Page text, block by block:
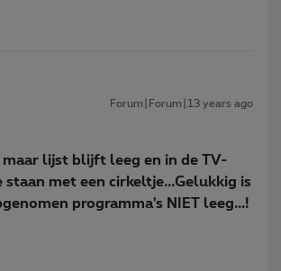
Forum|Forum|13 years ago
maar lijst blijft leeg en in de TV-
staan met een cirkeltje...Gelukkig is
programma's NIET leeg...!